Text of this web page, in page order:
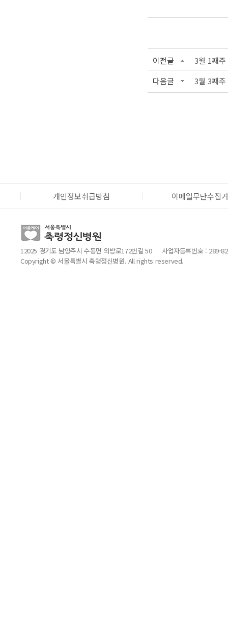
이전글
3월 1째주
다음글
3월 3째주
개인정보취급방침 이메일무단수집
12025 경기도 남양주시 수동면 외방로172번길 50
사업자등록번호 : 289-
Copyright © 서울특별시 축령정신병원. All rights reserved.